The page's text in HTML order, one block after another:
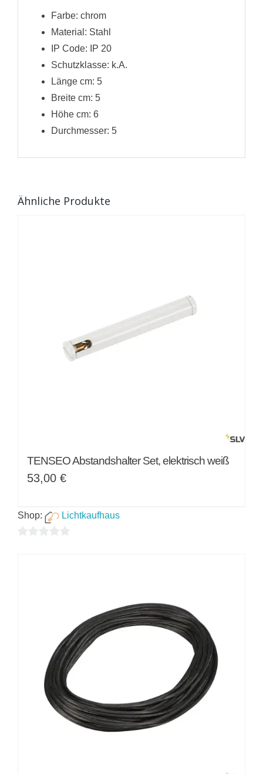
Farbe: chrom
Material: Stahl
IP Code: IP 20
Schutzklasse: k.A.
Länge cm: 5
Breite cm: 5
Höhe cm: 6
Durchmesser: 5
Ähnliche Produkte
TENSEO Abstandshalter Set, elektrisch weiß
53,00 €
Shop: Lichtkaufhaus